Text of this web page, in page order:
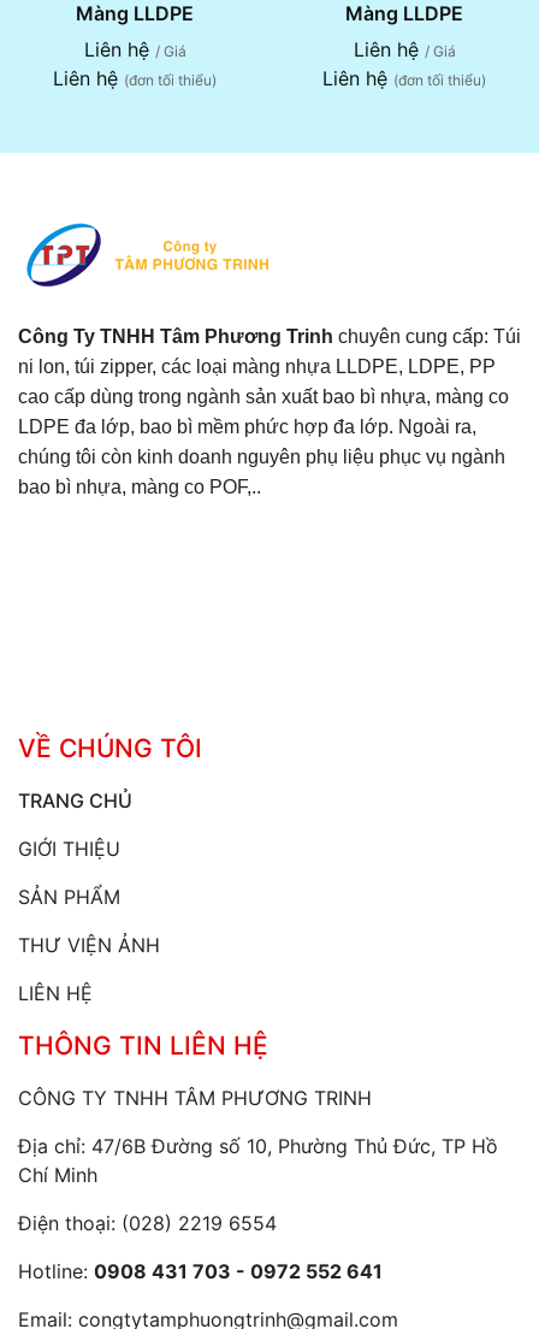
Màng LLDPE
Liên hệ / Giá
Liên hệ (đơn tối thiểu)
Màng LLDPE
Liên hệ / Giá
Liên hệ (đơn tối thiểu)
Công Ty TNHH Tâm Phương Trinh chuyên cung cấp: Túi
ni lon, túi zipper, các loại màng nhựa LLDPE, LDPE, PP
cao cấp dùng trong ngành sản xuất bao bì nhựa, màng co
LDPE đa lớp, bao bì mềm phức hợp đa lớp. Ngoài ra,
chúng tôi còn kinh doanh nguyên phụ liệu phục vụ ngành
bao bì nhựa, màng co POF,..
VỀ CHÚNG TÔI
TRANG CHỦ
GIỚI THIỆU
SẢN PHẨM
THƯ VIỆN ẢNH
LIÊN HỆ
THÔNG TIN LIÊN HỆ
CÔNG TY TNHH TÂM PHƯƠNG TRINH
Địa chỉ: 47/6B Đường số 10, Phường Thủ Đức, TP Hồ
Chí Minh
Điện thoại: (028) 2219 6554
Hotline: 0908 431 703 - 0972 552 641
Email: congtytamphuongtrinh@gmail.com